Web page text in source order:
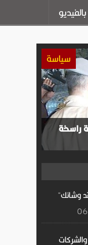
بالفيديو
سياسة
راسخة
وشائك"